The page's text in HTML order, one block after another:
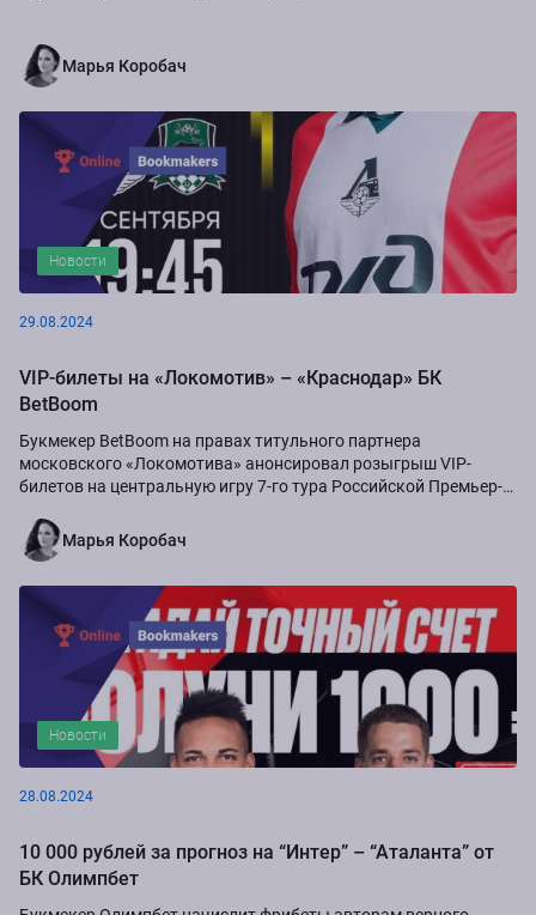
Марья Коробач
Новости
29.08.2024
VIP-билеты на «Локомотив» – «Краснодар» БК
BetBoom
Букмекер BetBoom на правах титульного партнера
московского «Локомотива» анонсировал розыгрыш VIP-
билетов на центральную игру 7-го тура Российской Премьер-
Марья Коробач
Новости
28.08.2024
10 000 рублей за прогноз на “Интер” – “Аталанта” от
БК Олимпбет